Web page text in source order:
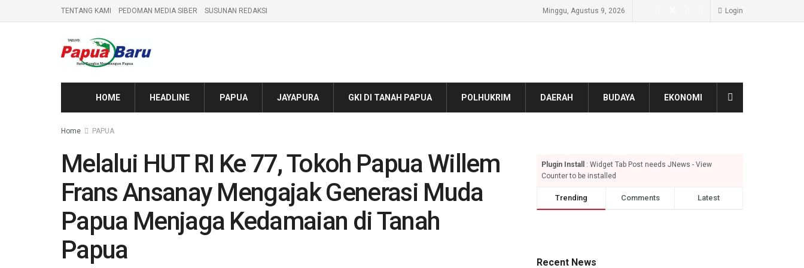
TENTANG KAMI PEDOMAN MEDIA SIBER SUSUNAN REDAKSI Minggu, Agustus 9, 2026 Login
HOME HEADLINE PAPUA JAYAPURA GKI DI TANAH PAPUA POLHUKRIM DAERAH BUDAYA EKONOMI
Home PAPUA
Melalui HUT RI Ke 77, Tokoh Papua Willem
Frans Ansanay Mengajak Generasi Muda
Papua Menjaga Kedamaian di Tanah
Papua
Plugin Install
: Widget Tab Post needs JNews - View
Counter to be installed
Trending Comments Latest
Recent News